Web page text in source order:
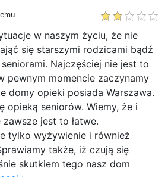
w naszym życiu, że nie
się starszymi rodzicami bądź
Najczęściej nie jest to
pewnym momencie zaczynamy
domy opieki posiada Warszawa.
opieką seniorów. Wiemy, że i
jest to łatwe.
tylko wyżywienie i również
także, iż czują się
skutkiem tego nasz dom